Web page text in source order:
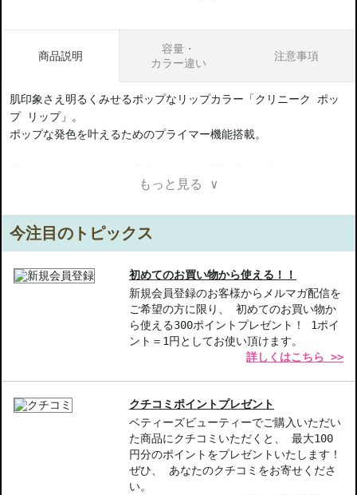
商品説明
容量・
カラー違い
注意事項
肌印象さえ明るくみせるポップなリップカラー「クリニーク ポッ
プ リップ」。
ポップな発色を叶えるためのプライマー機能搭載。
します。
て。
・シャイン：ヒアルロン酸Naなどの保湿成分配合で、潤しながら、
輝きのあるツヤめく唇に。
・サテン：サテンのような上品でなめらかな光沢感。にじみにく
く、唇の輪郭を際立たせます。
・マット：マットなのに、唇が乾きにくい独自フォーミュラ。軽や
かな付け心地で、鮮やかカラーが持続。
ポップな発色-明るい印象を与える鮮やかなカラー展開。
多彩な仕上がり-シャイン、サテン、マットから選べる3つの仕上が
もっと見る ∨
今注目のトピックス
初めてのお買い物から使える！！
新規会員登録のお客様からメルマガ配信を
ご希望の方に限り、 初めてのお買い物か
ら使える300ポイントプレゼント！ 1ポイ
ント＝1円としてお使い頂けます。
詳しくはこちら >>
クチコミポイントプレゼント
ベティーズビューティーでご購入いただい
た商品にクチコミいただくと、 最大100
円分のポイントをプレゼントいたします！
ぜひ、 あなたのクチコミをお寄せくださ
い。